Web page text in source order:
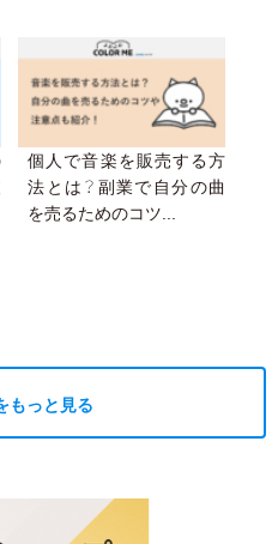
個人で音楽を販売する方
法とは？副業で自分の曲
を売るためのコツ...
もっと見る